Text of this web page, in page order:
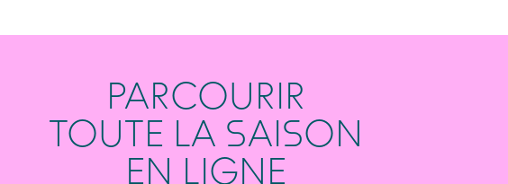
PARCOURIR
TOUTE LA SAISON
EN LIGNE